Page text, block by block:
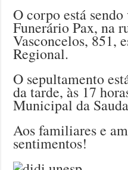
O corpo está
Funerário Pax, na
Vasconcelos, 851,
Regional.
O sepultamento
da tarde, às 17
Municipal da
Aos familiares e
sentimentos!